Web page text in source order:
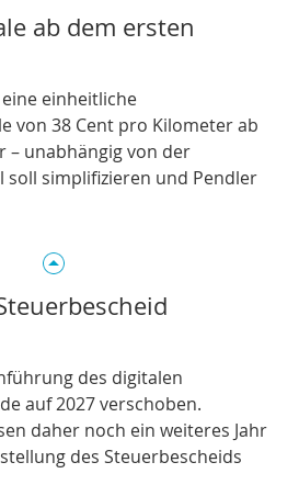
ab dem ersten
eine einheitliche
von 38 Cent pro Kilometer ab
– unabhängig von der
soll simplifizieren und Pendler
des digitalen
auf 2027 verschoben.
daher noch ein weiteres Jahr
des Steuerbescheids